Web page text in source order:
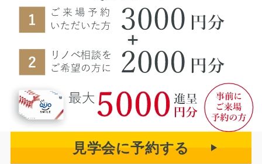
見学会に予約する